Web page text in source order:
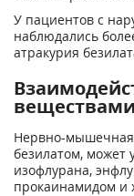
У пациентов с
наблюдались
атракурия
веществами
Нервно-мышечная
безилатом, может
изофлурана,
прокаинамидом и